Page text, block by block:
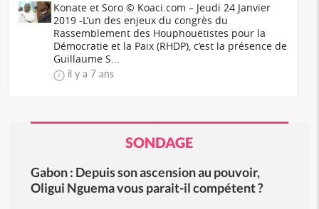
Konate et Soro © Koaci.com – Jeudi 24 Janvier
2019 -L’un des enjeux du congrès du
Rassemblement des Houphouëtistes pour la
Démocratie et la Paix (RHDP), c’est la présence de
Guillaume S...
il y a 7 ans
SONDAGE
Gabon : Depuis son ascension au pouvoir,
Oligui Nguema vous parait-il compétent ?